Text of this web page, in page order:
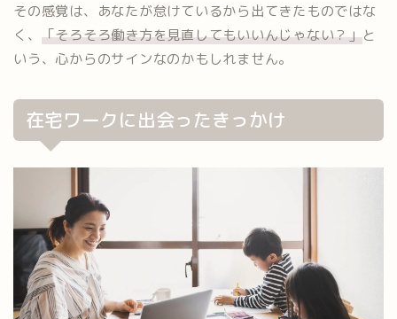
その感覚は、あなたが怠けているから出てきたものではな
く、 「そろそろ働き方を見直してもいいんじゃない？」と
いう、心からのサインなのかもしれません。
在宅ワークに出会ったきっかけ